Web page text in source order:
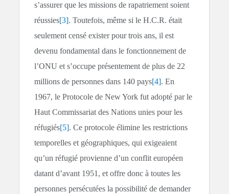
s’assurer que les missions de rapatriement soient
réussies[3]. Toutefois, même si le H.C.R. était
seulement censé exister pour trois ans, il est
devenu fondamental dans le fonctionnement de
l’ONU et s’occupe présentement de plus de 22
millions de personnes dans 140 pays[4]. En
1967, le Protocole de New York fut adopté par le
Haut Commissariat des Nations unies pour les
réfugiés[5]. Ce protocole élimine les restrictions
temporelles et géographiques, qui exigeaient
qu’un réfugié provienne d’un conflit européen
datant d’avant 1951, et offre donc à toutes les
personnes persécutées la possibilité de demander